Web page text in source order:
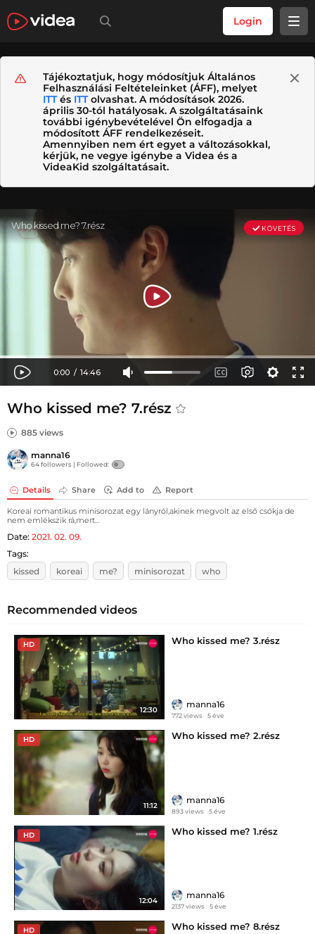
Login
Tájékoztatjuk, hogy módosítjuk Általános
Felhasználási Feltételeinket (ÁFF), melyet
ITTés ITTolvashat. A módosítások 2026.
április 30-tól hatályosak. A szolgáltatásaink
további igénybevételével Ön elfogadja a
módosított ÁFF rendelkezéseit.
Amennyiben nem ért egyet a változásokkal,
kérjük, ne vegye igénybe a Videa és a
VideaKid szolgáltatásait.
Who kissed me? 7.rész
885 views
manna16
64 followers | Followed:
Details Share Add to Report
Koreai romantikus minisorozat egy lányról,akinek megvolt az első csókja de
nem emlékszik rá,mert...
Date: 2021. 02. 09.
Tags:
kissed
koreai me? minisorozat who
Recommended videos
HD
12:30
Who kissed me? 3.rész
manna16
772 views 5 éve
HD
11:12
Who kissed me? 2.rész
manna16
893 views 5 éve
HD
12:04
Who kissed me? 1.rész
manna16
2137 views 5 éve
HD Who kissed me? 8.rész